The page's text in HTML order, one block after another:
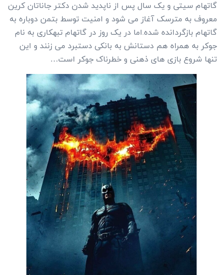
گاتهام سیتی و یک سال پس از ناپدید شدن دکتر جاناتان کرین
معروف به مترسک آغاز می شود و امنیت توسط بتمن دوباره به
گاتهام بازگردانده شده.اما در یک روز در گاتهام تبهکاری به نام
جوکر به همراه هم دستانش به بانکی دستبرد می زنند و این
تنها شروع بازی های ذهنی و خطرناک جوکر است…